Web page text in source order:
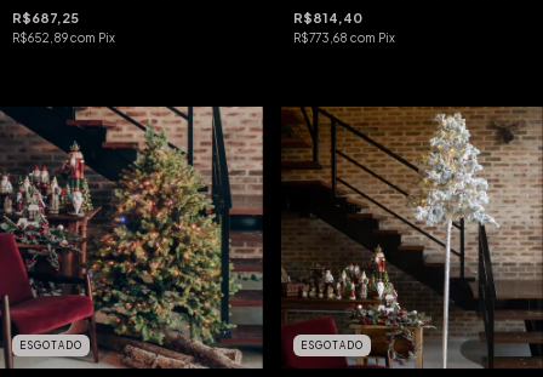
R$687,25
R$652,89com Pix
R$814,40
R$773,68 com Pix
ESGOTADO ESGOTADO